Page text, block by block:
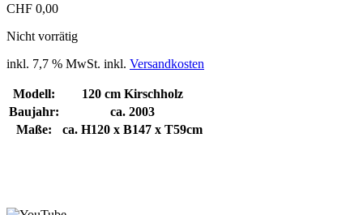
CHF 0,00
Nicht vorrätig
inkl. 7,7 % MwSt. inkl. Versandkosten
Modell:
120 cm Kirschholz
Baujahr:
ca. 2003
Maße:
ca. H120 x B147 x T59cm